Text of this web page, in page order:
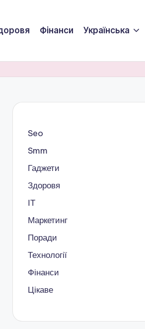
Фінанси Українська
Seo
Smm
Гаджети
Здоровя
ІТ
Маркетинг
Поради
Технології
Фінанси
Цікаве